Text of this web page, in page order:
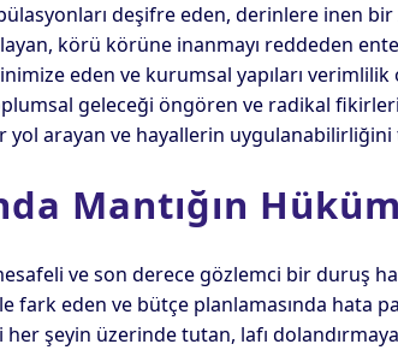
deşifre eden, derinlere inen bir
körü körüne inanmayı reddeden
eden ve kurumsal yapıları verimlilik
geleceği öngören ve radikal
yol arayan ve hayallerin
Mantığın
ve son derece gözlemci bir duruş
eden ve bütçe planlamasında hata
şeyin üzerinde tutan, lafı